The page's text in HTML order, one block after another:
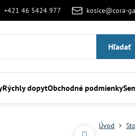
+421 46 5424 977 kosice@cora-
Hľadať
Rýchly dopytObchodné podmienky
Úvod